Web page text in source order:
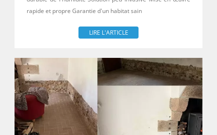
rapide et propre Garantie d'un habitat sain
LIRE L'ARTICLE